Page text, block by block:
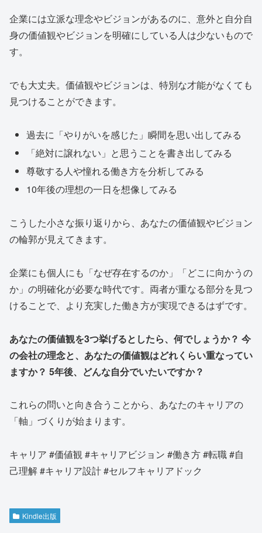
企業には立派な理念やビジョンがあるのに、意外と自分自
身の価値観やビジョンを明確にしている人は少ないもので
す。
でも大丈夫。価値観やビジョンは、特別な才能がなくても
見つけることができます。
過去に「やりがいを感じた」瞬間を思い出してみる
「絶対に譲れない」と思うことを書き出してみる
尊敬する人や憧れる働き方を分析してみる
10年後の理想の一日を想像してみる
こうした小さな振り返りから、あなたの価値観やビジョン
の輪郭が見えてきます。
企業にも個人にも「なぜ存在するのか」「どこに向かうの
か」の明確化が必要な時代です。両者が重なる部分を見つ
けることで、より充実した働き方が実現できるはずです。
あなたの価値観を3つ挙げるとしたら、何でしょうか？ 今
の会社の理念と、あなたの価値観はどれくらい重なってい
ますか？ 5年後、どんな自分でいたいですか？
これらの問いと向き合うことから、あなたのキャリアの
「軸」づくりが始まります。
キャリア #価値観 #キャリアビジョン #働き方 #転職 #自
己理解 #キャリア設計 #セルフキャリアドック
Kindle出版